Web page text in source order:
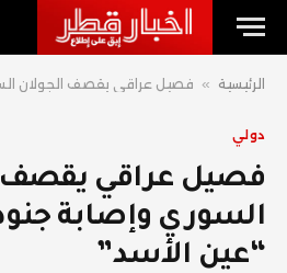
الرئيسية » فصيل عراقي يقصف الجولان السوري
دولي
فصيل عراقي يقصف
السوري وإصابة
“عين الأسد”